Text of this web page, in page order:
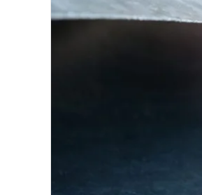
Рукава, шланги